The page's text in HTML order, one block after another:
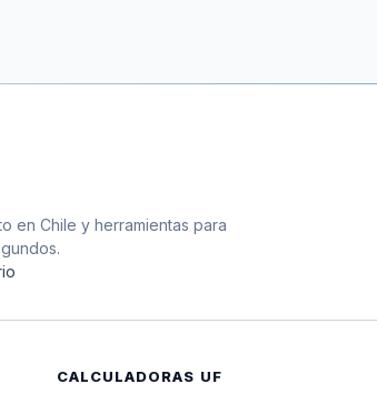
en Chile y herramientas para
CALCULADORAS UF